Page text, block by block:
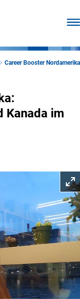
Career Booster Nordamerika
Kanada im